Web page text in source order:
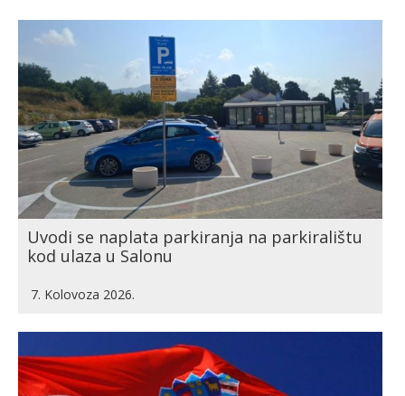
Uvodi se naplata parkiranja na parkiralištu
kod ulaza u Salonu
7. Kolovoza 2026.